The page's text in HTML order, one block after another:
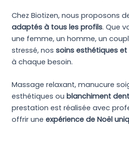
Chez Biotizen, nous proposons
adaptés à tous les profils. Que
une femme, un homme, un
stressé, nos soins esthétiques
à chaque besoin.
Massage relaxant, manucure
esthétiques ou blanchiment
prestation est réalisée avec
offrir une expérience de Noël